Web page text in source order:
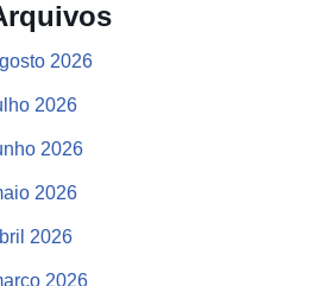
2026
2026
2026
2026
2026
2026